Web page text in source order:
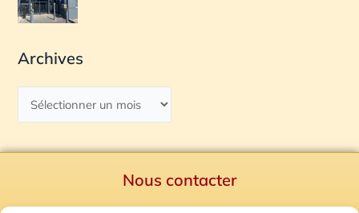
Archives
Nous contacter